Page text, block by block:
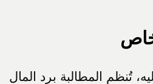
تُنظم المطالبة برد المال